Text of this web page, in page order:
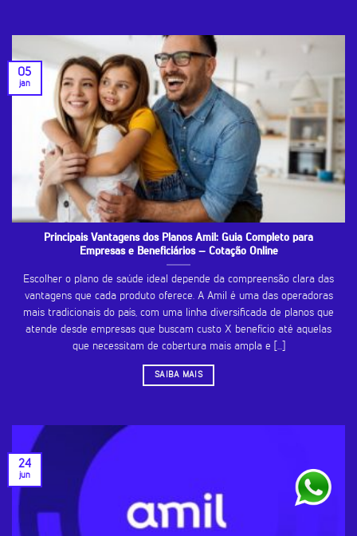
Principais Vantagens dos Planos Amil: Guia Completo para
Empresas e Beneficiários – Cotação Online
Escolher o plano de saúde ideal depende da compreensão clara das
vantagens que cada produto oferece. A Amil é uma das operadoras
mais tradicionais do país, com uma linha diversificada de planos que
atende desde empresas que buscam custo X benefício até aquelas
que necessitam de cobertura mais ampla e [...]
SAIBA MAIS
05
jan
24
jun